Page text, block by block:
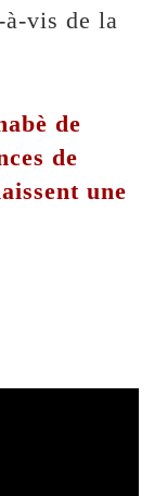
vis de la
de
de
une